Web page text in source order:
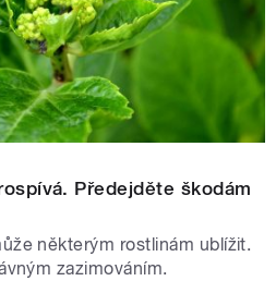
Předejděte škodám
některým rostlinám ublížit.
zazimováním.